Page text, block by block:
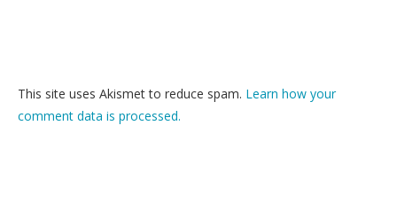
comment data is processed.